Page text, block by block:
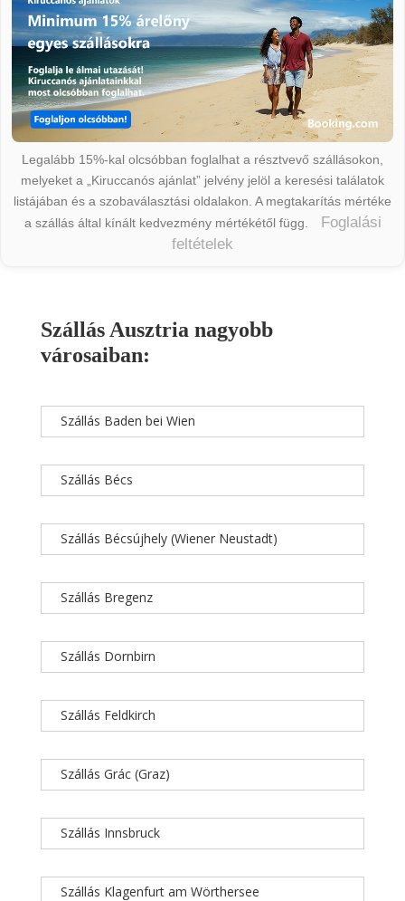
Legalább 15%-kal olcsóbban foglalhat a résztvevő szállásokon,
melyeket a „Kiruccanós ajánlat” jelvény jelöl a keresési találatok
listájában és a szobaválasztási oldalakon. A megtakarítás mértéke
a szállás által kínált kedvezmény mértékétől függ.
Foglalási
feltételek
Szállás Ausztria nagyobb
városaiban:
Szállás Baden bei Wien
Szállás Bécs
Szállás Bécsújhely (Wiener Neustadt)
Szállás Bregenz
Szállás Dornbirn
Szállás Feldkirch
Szállás Grác (Graz)
Szállás Innsbruck
Szállás Klagenfurt am Wörthersee